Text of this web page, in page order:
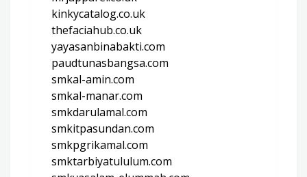
kinkycatalog.co.uk
thefaciahub.co.uk
yayasanbinabakti.com
paudtunasbangsa.com
smkal-amin.com
smkal-manar.com
smkdarulamal.com
smkitpasundan.com
smkpgrikamal.com
smktarbiyatululum.com